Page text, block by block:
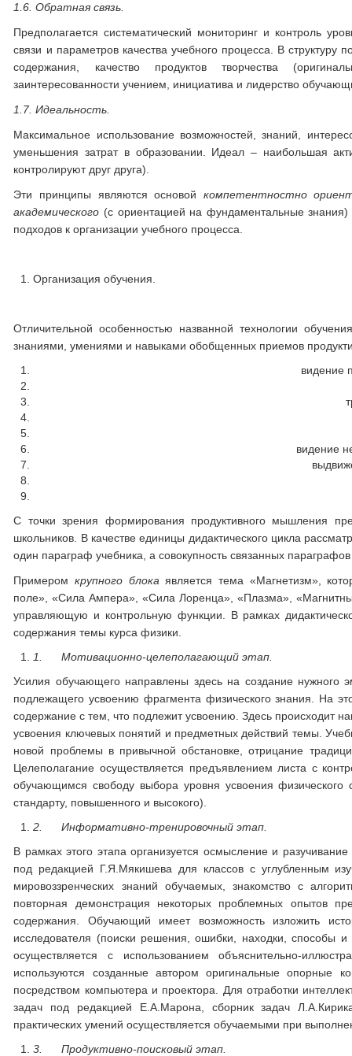
1.6. Обратная связь.
Предполагается систематический мониторинг и контроль
связи и параметров качества учебного процесса. В
содержания, качество продуктов творчества
заинтересованности учением, инициатива и лидерство
1.7. Идеальность.
Максимальное использование возможностей, знаний,
уменьшения затрат в образовании. Идеал – наибольшая
контролируют друг друга).
Эти принципы являются основой компетентностно
академического (с ориентацией на фундаментальные
подходов к организации учебного процесса.
Организация обучения.
Отличительной особенностью названной технологии
знаниями, умениями и навыками обобщенных приемов
видение
видение
С точки зрения формирования продуктивного мышления
школьников. В качестве единицы дидактического цикла
один параграф учебника, а совокупность связанных
Примеромкрупного блока является тема «Магнетизм»,
поле», «Сила Ампера», «Сила Лоренца», «Плазма»,
управляющую и контрольную функции. В рамках
содержания темы курса физики.
1.Мотивационно-целеполагающий этап.
Усилия обучающего направлены здесь на создание нужного
подлежащего усвоению фрагмента физического знания. На
содержание с тем, что подлежит усвоению. Здесь происходит
усвоения ключевых понятий и предметных действий темы.
новой проблемы в привычной обстановке, отрицание
Целеполагание осуществляется предъявлением листа с
обучающимся свободу выбора уровня усвоения физического
стандарту, повышенного и высокого).
2.Информативно-тренировочный этап.
В рамках этого этапа организуется осмысление и
под редакцией Г.Я.Мякишева для классов с углубленным
мировоззренческих знаний обучаемых, знакомство с
повторная демонстрация некоторых проблемных опытов
содержания. Обучающий имеет возможность изложить
исследователя (поиски решения, ошибки, находки, способы
осуществляется с использованием объяснительно-
используются созданные автором оригинальные опорные
посредством компьютера и проектора. Для отработки
задач под редакцией Е.А.Марона, сборник задач
практических умений осуществляется обучаемыми при
3.Продуктивно-поисковый этап.